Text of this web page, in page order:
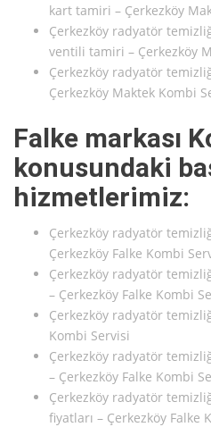
kart tamiri – Çerkezköy
Çerkezköy radyatör
ventili tamiri – Çerkezköy
Çerkezköy radyatör
Çerkezköy Maktek Kombi
Falke markası
konusundaki
hizmetlerimiz:
Çerkezköy radyatör
Çerkezköy Falke Kombi
Çerkezköy radyatör
– Çerkezköy Falke Kombi
Çerkezköy radyatör
Kombi Servisi
Çerkezköy radyatör
– Çerkezköy Falke Kombi
Çerkezköy radyatör
fiyatları – Çerkezköy Falke